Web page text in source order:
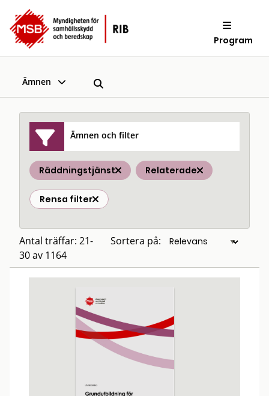
Program
Ämnen
Ämnen och filter
Räddningstjänst Relaterade
Rensa filter
Antal träffar: 21-
30 av 1164
Sortera på: